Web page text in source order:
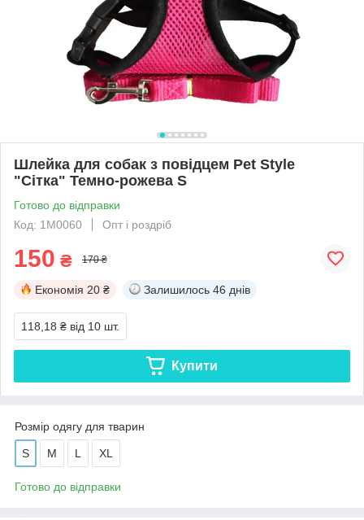
Шлейка для собак з повідцем Pet Style
"Сітка" Темно-рожева S
Готово до відправки
Код: 1M0060
Опт і роздріб
150 ₴ 170 ₴
Економія 20 ₴ Залишилось 46 днів
118,18 ₴ від 10 шт.
Купити
Розмір одягу для тварин
S M L XL
Готово до відправки